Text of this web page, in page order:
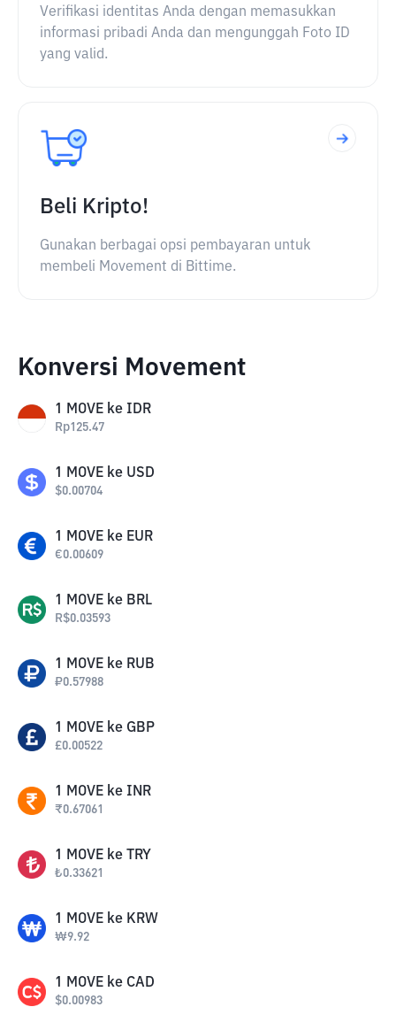
Verifikasi identitas Anda dengan memasukkan
informasi pribadi Anda dan mengunggah Foto ID
yang valid.
Beli Kripto!
Gunakan berbagai opsi pembayaran untuk
membeli Movement di Bittime.
Konversi Movement
1 MOVE ke IDR
Rp125.47
1 MOVE ke USD
$0.00704
1 MOVE ke EUR
€0.00609
1 MOVE ke BRL
R$0.03593
1 MOVE ke RUB
₽0.57988
1 MOVE ke GBP
£0.00522
1 MOVE ke INR
₹0.67061
1 MOVE ke TRY
₺0.33621
1 MOVE ke KRW
₩9.92
1 MOVE ke CAD
$0.00983